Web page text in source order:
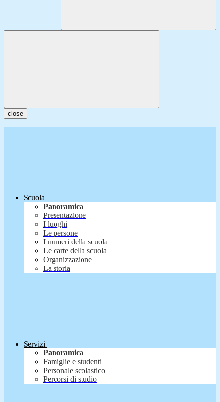
close
Scuola
Panoramica
Presentazione
I luoghi
Le persone
I numeri della scuola
Le carte della scuola
Organizzazione
La storia
Servizi
Panoramica
Famiglie e studenti
Personale scolastico
Percorsi di studio